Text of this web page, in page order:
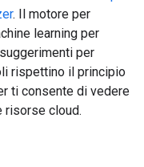
. Il motore per
learning per
per
rispettino il principio
ti consente di vedere
risorse cloud.